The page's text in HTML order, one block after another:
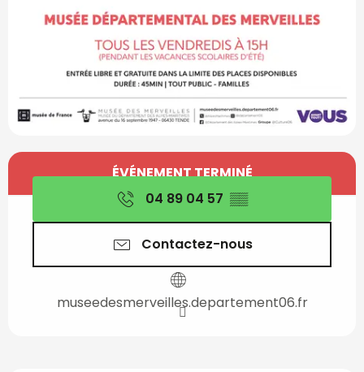
Ouverture et
ÉVÉNEMENT TERMINÉ
04 89 04 57 ▒▒
Contactez-nous
museedesmerveilles.departement06.fr